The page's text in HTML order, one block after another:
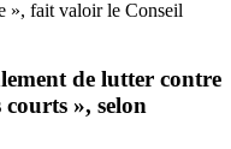
», fait valoir le Conseil
de lutter contre
», selon